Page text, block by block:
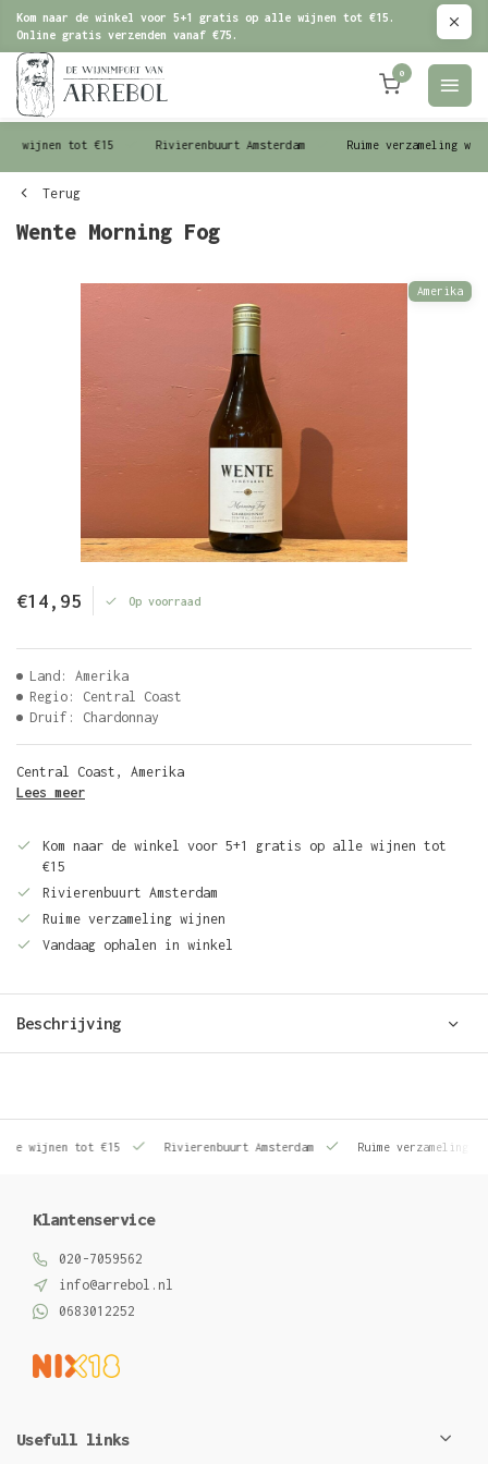
Kom naar de winkel voor 5+1 gratis op alle wijnen tot €15.
Online gratis verzenden vanaf €75.
0
wijnen tot €15 Rivierenbuurt Amsterdam Ruime verzameling
Terug
Wente Morning Fog
Amerika
€14,95 Op voorraad
Land: Amerika
Regio: Central Coast
Druif: Chardonnay
Central Coast, Amerika
Lees meer
Kom naar de winkel voor 5+1 gratis op alle wijnen tot
€15
Rivierenbuurt Amsterdam
Ruime verzameling wijnen
Vandaag ophalen in winkel
Beschrijving
wijnen tot €15 Rivierenbuurt Amsterdam Ruime verzameling
Klantenservice
020-7059562
info@arrebol.nl
0683012252
Usefull links